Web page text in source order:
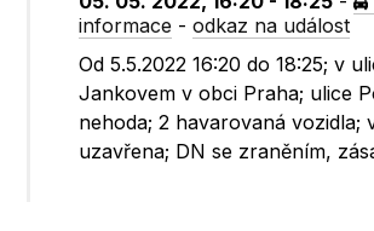
informace -odkaz na událost
Od 5.5.2022 16:20 do 18:25; v
Jankovem v obci Praha; ulice
nehoda; 2 havarovaná vozidla;
uzavřena; DN se zraněním,